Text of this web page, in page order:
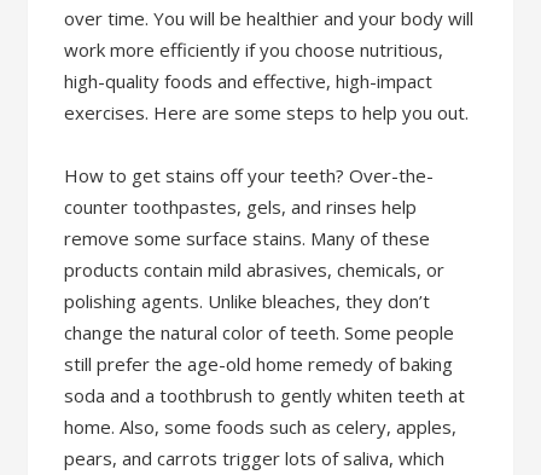
over time. You will be healthier and your body will
work more efficiently if you choose nutritious,
high-quality foods and effective, high-impact
exercises. Here are some steps to help you out.
How to get stains off your teeth? Over-the-
counter toothpastes, gels, and rinses help
remove some surface stains. Many of these
products contain mild abrasives, chemicals, or
polishing agents. Unlike bleaches, they don’t
change the natural color of teeth. Some people
still prefer the age-old home remedy of baking
soda and a toothbrush to gently whiten teeth at
home. Also, some foods such as celery, apples,
pears, and carrots trigger lots of saliva, which